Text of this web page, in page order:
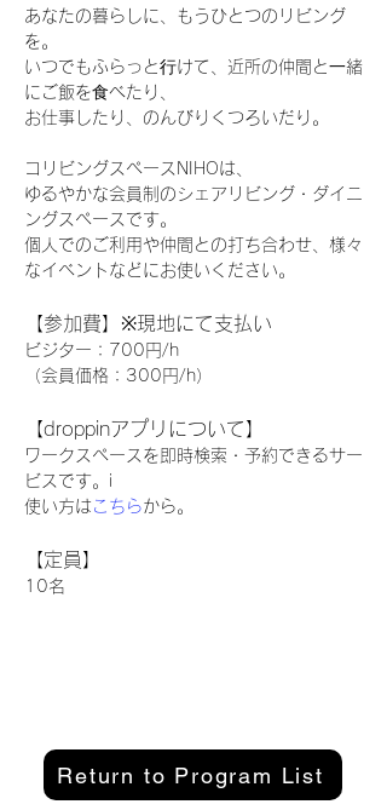
あなたの暮らしに、もうひとつのリビング
を。
いつでもふらっと⾏けて、近所の仲間と⼀緒
にご飯を⾷べたり、
お仕事したり、のんびりくつろいだり。
コリビングスペースNIHOは、
ゆるやかな会員制のシェアリビング・ダイニ
ングスペースです。
個人でのご利用や仲間との打ち合わせ、様々
なイベントなどにお使いください。
【参加費】※現地にて支払い
ビジター：700円/h
（会員価格：300円/h）
【droppinアプリについて】
ワークスペースを即時検索・予約できるサー
ビスです。i
使い方は こちらから。
【定員】
10名
Return to Program List